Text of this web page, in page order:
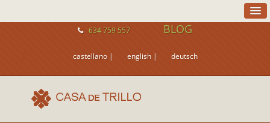
634 759 557 BLOG
castellano | english | deutsch